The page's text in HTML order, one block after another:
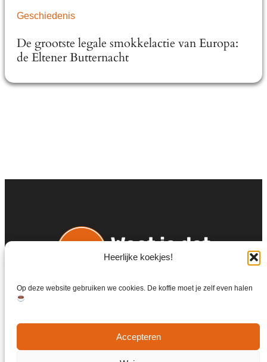
Heerlijke koekjes!
Op deze website gebruiken we cookies. De koffie moet je zelf even halen
Accepteren
Geschiedenis
De grootste legale smokkelactie van Europa:
de Eltener Butternacht